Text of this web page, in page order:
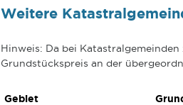
Weitere
Hinweis: Da bei
Grundstückspreis an der
Gebiet